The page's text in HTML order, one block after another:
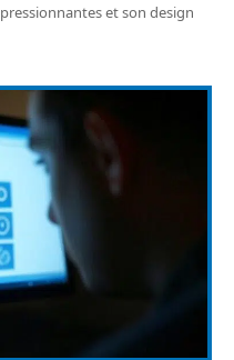
et son design